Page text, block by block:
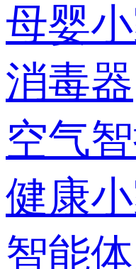
母婴
消毒器
空气
健康
智能